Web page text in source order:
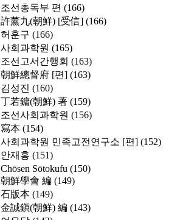
조선총독부 편 (166)
許薰九(朝鮮) [受信] (166)
허훈구 (166)
사회과학원 (165)
조선고서간행회 (163)
朝鮮總督府 [편] (163)
김성진 (160)
丁若鏞(朝鮮) 著 (159)
조선사회과학원 (156)
寫本 (154)
사회과학원 민족고전연구소 [편] (152)
안재홍 (151)
Chōsen Sōtokufu (150)
朝鮮學會 編 (149)
石版本 (149)
金誠鎭(朝鮮) 編 (143)